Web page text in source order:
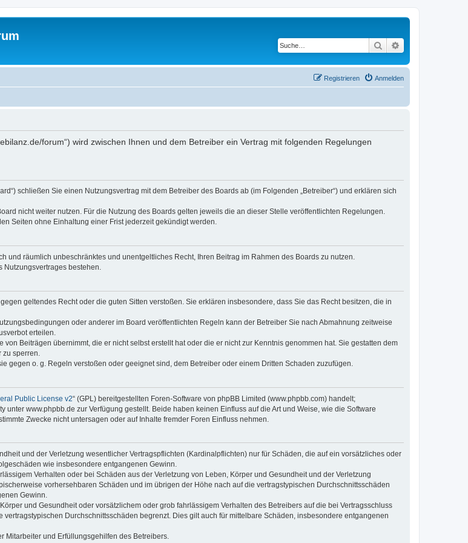
Suche
Anmelden
Registrieren
forum“) wird zwischen Ihnen und dem Betreiber ein Vertrag mit folgenden Regelungen
schließen Sie einen Nutzungsvertrag mit dem Betreiber des Boards ab (im Folgenden „Betreiber“) und erklären sich
nicht weiter nutzen. Für die Nutzung des Boards gelten jeweils die an dieser Stelle veröffentlichten Regelungen.
Seiten ohne Einhaltung einer Frist jederzeit gekündigt werden.
und räumlich unbeschränktes und unentgeltliches Recht, Ihren Beitrag im Rahmen des Boards zu nutzen.
Nutzungsvertrages bestehen.
geltendes Recht oder die guten Sitten verstoßen. Sie erklären insbesondere, dass Sie das Recht besitzen, die in
oder anderer im Board veröffentlichten Regeln kann der Betreiber Sie nach Abmahnung zeitweise
erteilen.
Beiträgen übernimmt, die er nicht selbst erstellt hat oder die er nicht zur Kenntnis genommen hat. Sie gestatten dem
zu sperren.
gegen o. g. Regeln verstoßen oder geeignet sind, dem Betreiber oder einem Dritten Schaden zuzufügen.
Public License v2“ (GPL) bereitgestellten Foren-Software von phpBB Limited (www.phpbb.com) handelt;
www.phpbb.de zur Verfügung gestellt. Beide haben keinen Einfluss auf die Art und Weise, wie die Software
Zwecke nicht untersagen oder auf Inhalte fremder Foren Einfluss nehmen.
und der Verletzung wesentlicher Vertragspflichten (Kardinalpflichten) nur für Schäden, die auf ein vorsätzliches oder
wie insbesondere entgangenen Gewinn.
Verhalten oder bei Schäden aus der Verletzung von Leben, Körper und Gesundheit und der Verletzung
vorhersehbaren Schäden und im übrigen der Höhe nach auf die vertragstypischen Durchschnittsschäden
Gewinn.
und Gesundheit oder vorsätzlichem oder grob fahrlässigem Verhalten des Betreibers auf die bei Vertragsschluss
Durchschnittsschäden begrenzt. Dies gilt auch für mittelbare Schäden, insbesondere entgangenen
Mitarbeiter und Erfüllungsgehilfen des Betreibers.